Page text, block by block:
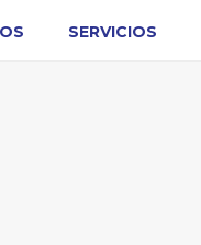
SERVICIOS